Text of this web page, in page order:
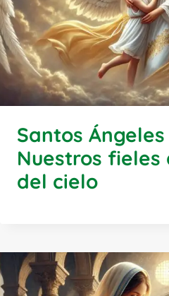
Santos
Nuestros fieles
del cielo